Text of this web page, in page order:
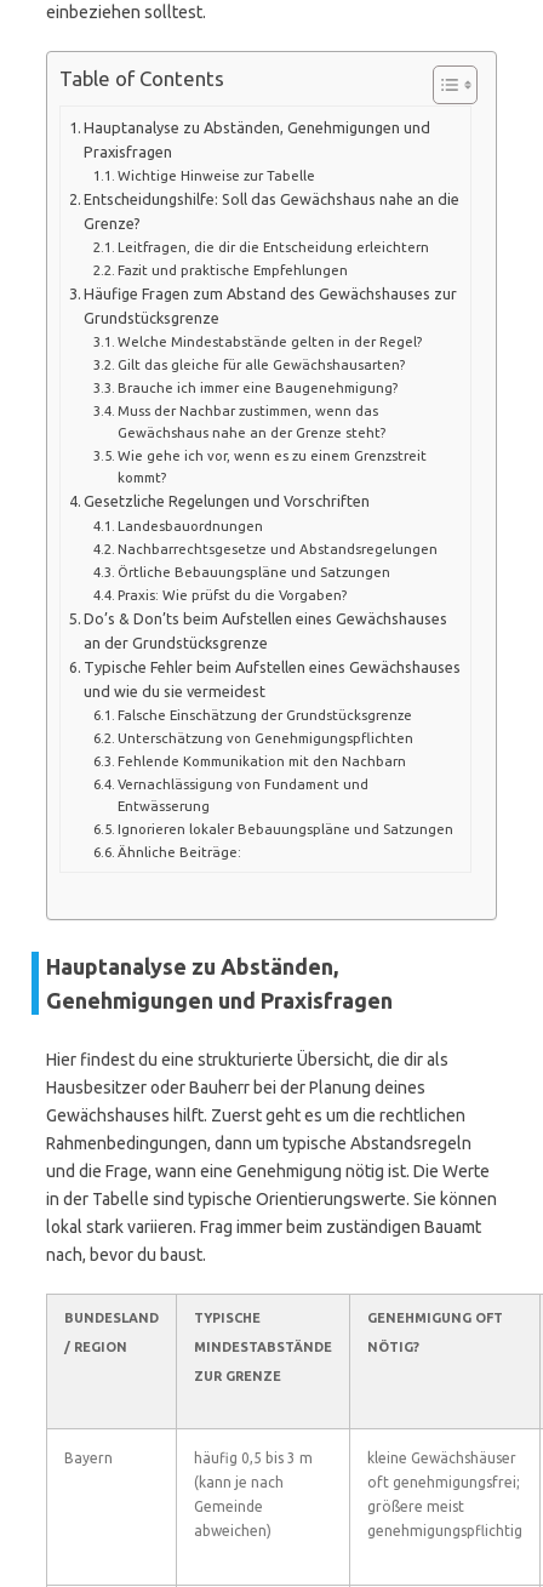
einbeziehen solltest.
Table of Contents
Hauptanalyse zu Abständen, Genehmigungen und
Praxisfragen
Wichtige Hinweise zur Tabelle
Entscheidungshilfe: Soll das Gewächshaus nahe an die
Grenze?
Leitfragen, die dir die Entscheidung erleichtern
Fazit und praktische Empfehlungen
Häufige Fragen zum Abstand des Gewächshauses zur
Grundstücksgrenze
Welche Mindestabstände gelten in der Regel?
Gilt das gleiche für alle Gewächshausarten?
Brauche ich immer eine Baugenehmigung?
Muss der Nachbar zustimmen, wenn das
Gewächshaus nahe an der Grenze steht?
Wie gehe ich vor, wenn es zu einem Grenzstreit
kommt?
Gesetzliche Regelungen und Vorschriften
Landesbauordnungen
Nachbarrechtsgesetze und Abstandsregelungen
Örtliche Bebauungspläne und Satzungen
Praxis: Wie prüfst du die Vorgaben?
Do’s & Don’ts beim Aufstellen eines Gewächshauses
an der Grundstücksgrenze
Typische Fehler beim Aufstellen eines Gewächshauses
und wie du sie vermeidest
Falsche Einschätzung der Grundstücksgrenze
Unterschätzung von Genehmigungspflichten
Fehlende Kommunikation mit den Nachbarn
Vernachlässigung von Fundament und
Entwässerung
Ignorieren lokaler Bebauungspläne und Satzungen
Ähnliche Beiträge:
Hauptanalyse zu Abständen,
Genehmigungen und Praxisfragen
Hier findest du eine strukturierte Übersicht, die dir als
Hausbesitzer oder Bauherr bei der Planung deines
Gewächshauses hilft. Zuerst geht es um die rechtlichen
Rahmenbedingungen, dann um typische Abstandsregeln
und die Frage, wann eine Genehmigung nötig ist. Die Werte
in der Tabelle sind typische Orientierungswerte. Sie können
lokal stark variieren. Frag immer beim zuständigen Bauamt
nach, bevor du baust.
BUNDESLAND
/ REGION
TYPISCHE
MINDESTABSTÄNDE
ZUR GRENZE
GENEHMIGUNG OFT
NÖTIG?
Bayern
häufig 0,5 bis 3 m
(kann je nach
Gemeinde
abweichen)
kleine Gewächshäuser
oft genehmigungsfrei;
größere meist
genehmigungspflichtig